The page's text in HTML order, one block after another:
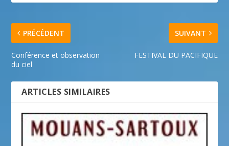
PRÉCÉDENT
Conférence et observation
du ciel
SUIVANT
FESTIVAL DU PACIFIQUE
ARTICLES SIMILAIRES